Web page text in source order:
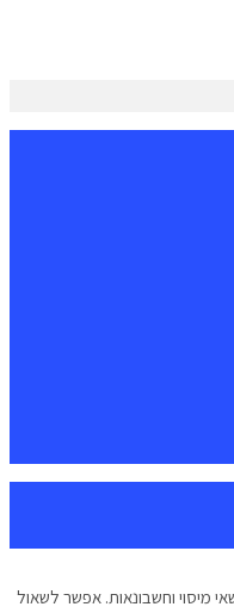
מיסוי וחשבונאות. אפשר לשאול